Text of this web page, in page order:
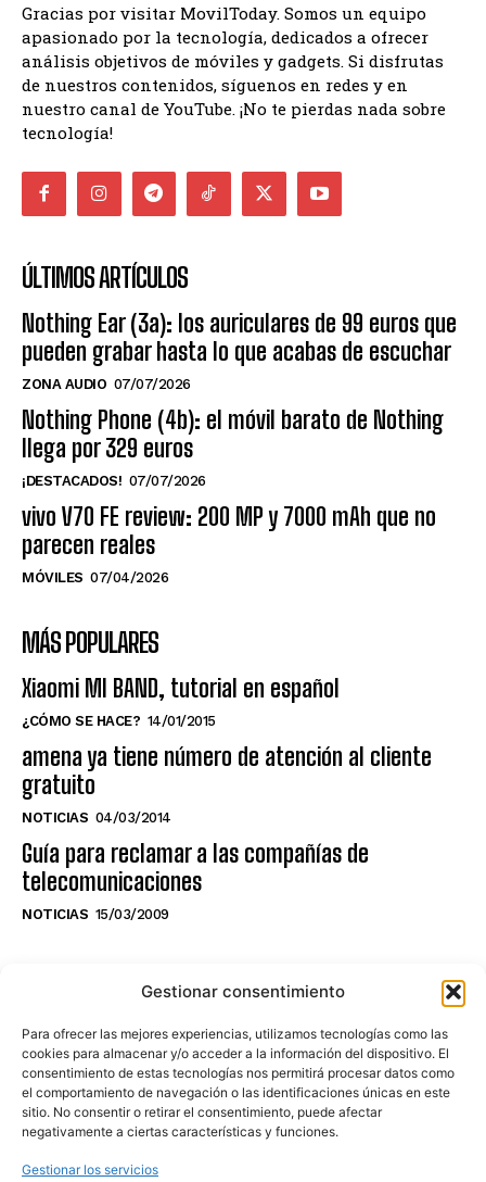
Gestionar consentimiento
Para ofrecer las mejores experiencias, utilizamos tecnologías como las
cookies para almacenar y/o acceder a la información del dispositivo. El
consentimiento de estas tecnologías nos permitirá procesar datos como
el comportamiento de navegación o las identificaciones únicas en este
sitio. No consentir o retirar el consentimiento, puede afectar
negativamente a ciertas características y funciones.
Gestionar los servicios
Gracias por visitar MovilToday. Somos un equipo
apasionado por la tecnología, dedicados a ofrecer
análisis objetivos de móviles y gadgets. Si disfrutas
de nuestros contenidos, síguenos en redes y en
nuestro canal de YouTube. ¡No te pierdas nada sobre
tecnología!
ÚLTIMOS ARTÍCULOS
Nothing Ear (3a): los auriculares de 99 euros que
pueden grabar hasta lo que acabas de escuchar
ZONA AUDIO 07/07/2026
Nothing Phone (4b): el móvil barato de Nothing
llega por 329 euros
¡DESTACADOS! 07/07/2026
vivo V70 FE review: 200 MP y 7000 mAh que no
parecen reales
MÓVILES 07/04/2026
MÁS POPULARES
Xiaomi MI BAND, tutorial en español
¿CÓMO SE HACE? 14/01/2015
amena ya tiene número de atención al cliente
gratuito
NOTICIAS 04/03/2014
Guía para reclamar a las compañías de
telecomunicaciones
NOTICIAS 15/03/2009
NO TE PIERDAS LO ÚLTIMO DEL CANAL
Haz clic en «Estoy de acuerdo» para
activar Youtube
POLÍTICA DE COOKIES